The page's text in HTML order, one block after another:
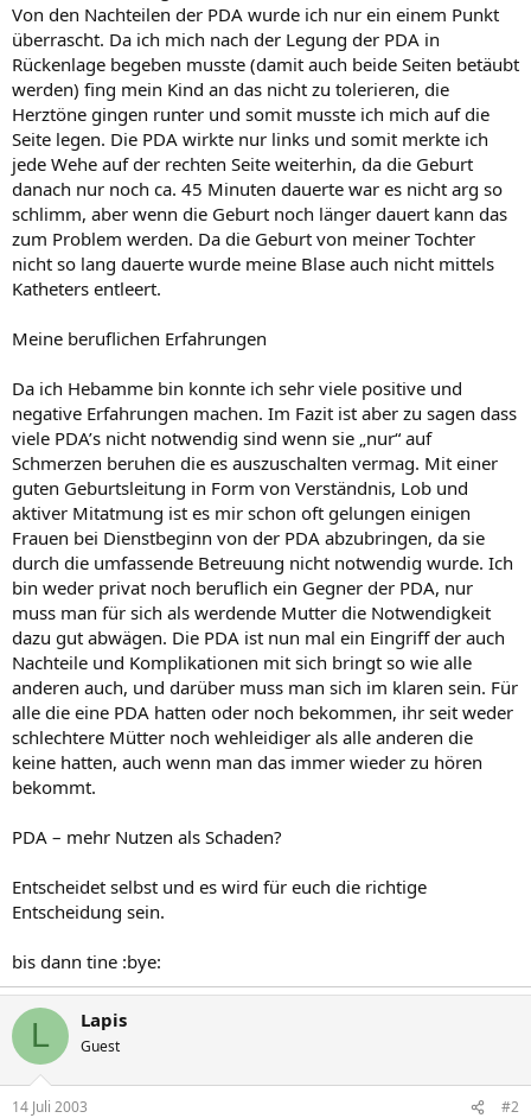
Von den Nachteilen der PDA wurde ich nur ein einem Punkt
überrascht. Da ich mich nach der Legung der PDA in
Rückenlage begeben musste (damit auch beide Seiten betäubt
werden) fing mein Kind an das nicht zu tolerieren, die
Herztöne gingen runter und somit musste ich mich auf die
Seite legen. Die PDA wirkte nur links und somit merkte ich
jede Wehe auf der rechten Seite weiterhin, da die Geburt
danach nur noch ca. 45 Minuten dauerte war es nicht arg so
schlimm, aber wenn die Geburt noch länger dauert kann das
zum Problem werden. Da die Geburt von meiner Tochter
nicht so lang dauerte wurde meine Blase auch nicht mittels
Katheters entleert.
Meine beruflichen Erfahrungen
Da ich Hebamme bin konnte ich sehr viele positive und
negative Erfahrungen machen. Im Fazit ist aber zu sagen dass
viele PDA’s nicht notwendig sind wenn sie „nur“ auf
Schmerzen beruhen die es auszuschalten vermag. Mit einer
guten Geburtsleitung in Form von Verständnis, Lob und
aktiver Mitatmung ist es mir schon oft gelungen einigen
Frauen bei Dienstbeginn von der PDA abzubringen, da sie
durch die umfassende Betreuung nicht notwendig wurde. Ich
bin weder privat noch beruflich ein Gegner der PDA, nur
muss man für sich als werdende Mutter die Notwendigkeit
dazu gut abwägen. Die PDA ist nun mal ein Eingriff der auch
Nachteile und Komplikationen mit sich bringt so wie alle
anderen auch, und darüber muss man sich im klaren sein. Für
alle die eine PDA hatten oder noch bekommen, ihr seit weder
schlechtere Mütter noch wehleidiger als alle anderen die
keine hatten, auch wenn man das immer wieder zu hören
bekommt.
PDA – mehr Nutzen als Schaden?
Entscheidet selbst und es wird für euch die richtige
Entscheidung sein.
bis dann tine :bye:
L Lapis
Guest
14 Juli 2003 #2